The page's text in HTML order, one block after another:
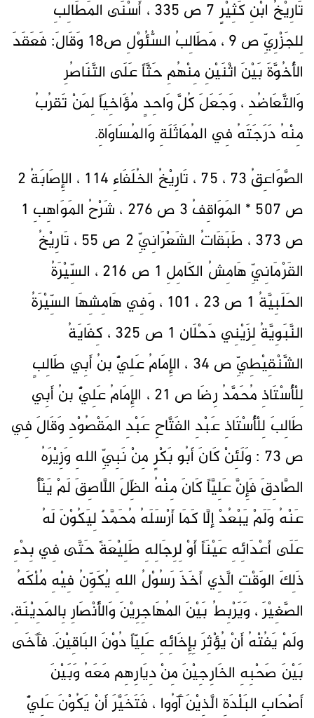
تَارِيْخُ ابْنِ كَثِيْرٍ 7 ص 335 ، أَسْنَى المَطَالِبِ
لِلجَزْرِيِّ ص 9 ، مَطَالِبُ السُّئُوْلِ ص18 وَقَالَ: فَعَقَدَ
الأُخُوَّةَ بَيْنَ اثْنَيْنِ مِنْهُمِ حَثَّاً عَلَى التَّنَاصُرِ
وَالتَّعَاضُدِ ، وَجَعَلَ كُلَّ وَاحِدٍ مُؤَاخِيَاً لِمَنْ تَقرُبُ
مِنْهُ دَرَجَتَهُ فِي المُمَاثَلَةِ وَالمُسَاوَاةِ.
الصَّوَاعِقُ 73 ، 75 ، تَارِيْخُ الخُلَفَاءِ 114 ، الإِصَابَةُ 2
ص 507 * المَوَاقِفُ 3 ص 276 ، شَرْحُ المَوَاهِبِ 1
ص 373 ، طَبَقَاتُ الشَعْرَانِيِّ 2 ص 55 ، تَارِيْخُ
القَرْمَانِيِّ هَامِشُ الكَامِلِ 1 ص 216 ، السِّيْرَةُ
الحَلَبِيَّةُ 1 ص 23 ، 101 ، وَفِي هَامِشِهَا السِّيْرَةُ
النَّبَوِيَّةُ لِزَيْنِي دَحْلَان 1 ص 325 ، كِفَايَةُ
الشَّنْقِيْطِيِّ ص 34 ، الإِمَامُ عَلِيٌّ بنُ أَبِي طَالِبٍ
لِلْأُسْتَاذِ مُحَمَّدُ رِضَا ص 21 ، الإِمَامُ عَلِيٌّ بنُ أَبِي
طَالِبَ لِلْأُسْتَاذِ عَبْدِ الفَتَّاحِ عَبْدِ المَقْصُوْدِ وَقَالَ فِي
ص 73 : وَلَئِنْ كَانَ أَبُو بَكْرٍ مِنْ نَبِيِّ اللهِ وَزِيْرَهُ
الصَّادِقَ فَإِنَّ عَلِيَّاً كَانَ مِنْهُ الظِّلَ اللَّاصِقَ لَمْ يَنْأَ
عَنْهُ وَلَمْ يَبْعُدْ إلَّا كَمَا أَرْسَلَهُ مُحَمَّدٌ لِيَكُوْنَ لَهُ
عَلَى أَعْدَائِهِ عَيْنَاً أَوْ لِرِجَالِهِ طَلِيْعَةً حَتَّى فِي بِدْءِ
ذَلِكَ الوَقْتِ الَّذِي أَخَذَ رَسُوْلُ اللهِ يُكَوِّنُ فِيْهِ مُلْكَهُ
الصَّغِيْرَ ، وَيَرْبِطُ بَيْنَ المُهَاجِرِيْنَ وَالأَنْصَارِ بِالمَدِيْنَةِ،
ولَمْ يَفُتْهُ أَنْ يُؤْثِرَ بِإِخَائِهِ عَلِيّاً دُوْنَ البَاقِيْنَ. فآَخَى
بَيْنَ صَحْبِهِ الخَارِجِيْنَ مِنْ دِيَارِهِم مَعَهُ وَبَيْنَ
أَصْحَابِ البَلْدَةِ الَّذِيْنَ آَوُوا ، فَتَخَيَّرَ أَنْ يَكُوْنَ عَلِيٌّ